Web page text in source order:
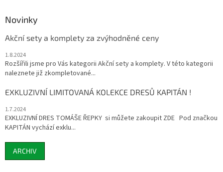
Novinky
Akční sety a komplety za zvýhodněné ceny
1.8.2024
Rozšířili jsme pro Vás kategorii Akční sety a komplety. V této kategorii
naleznete již zkompletované...
EXKLUZIVNÍ LIMITOVANÁ KOLEKCE DRESŮ KAPITÁN !
1.7.2024
EXKLUZIVNÍ DRES TOMÁŠE ŘEPKY si můžete zakoupit ZDE Pod značkou
KAPITÁN vychází exklu...
ARCHIV